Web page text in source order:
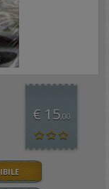
€ 15,00